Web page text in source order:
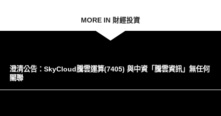
MORE IN 財經投資
澄清公告：SkyCloud騰雲運算(7405) 與中資「騰雲資訊」無任何
關聯